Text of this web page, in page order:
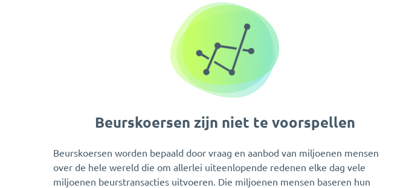
Beurskoersen zijn niet te voorspellen
Beurskoersen worden bepaald door vraag en aanbod van miljoenen mensen
over de hele wereld die om allerlei uiteenlopende redenen elke dag vele
miljoenen beurstransacties uitvoeren. Die miljoenen mensen baseren hun